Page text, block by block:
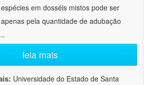
em dosséis mistos pode ser
pela quantidade de adubação
leia mais
Universidade do Estado de Santa